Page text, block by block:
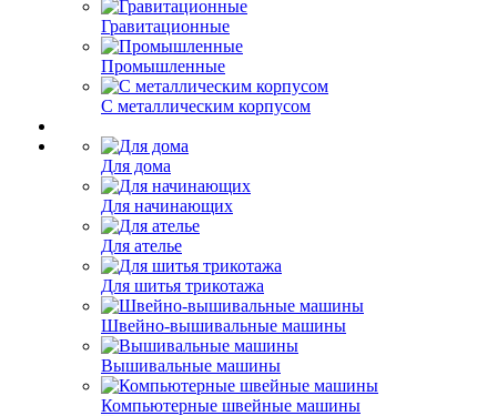
Гравитационные
Промышленные
С металлическим корпусом
Для дома
Для начинающих
Для ателье
Для шитья трикотажа
Швейно-вышивальные машины
Вышивальные машины
Компьютерные швейные машины